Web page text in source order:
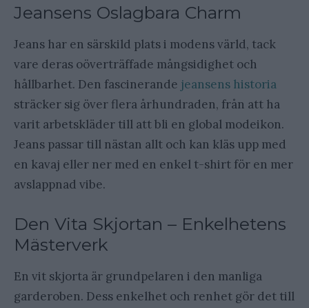
Jeansens Oslagbara Charm
Jeans har en särskild plats i modens värld, tack
vare deras oöverträffade mångsidighet och
hållbarhet. Den fascinerande jeansens historia
sträcker sig över flera århundraden, från att ha
varit arbetskläder till att bli en global modeikon.
Jeans passar till nästan allt och kan kläs upp med
en kavaj eller ner med en enkel t-shirt för en mer
avslappnad vibe.
Den Vita Skjortan – Enkelhetens
Mästerverk
En vit skjorta är grundpelaren i den manliga
garderoben. Dess enkelhet och renhet gör det till